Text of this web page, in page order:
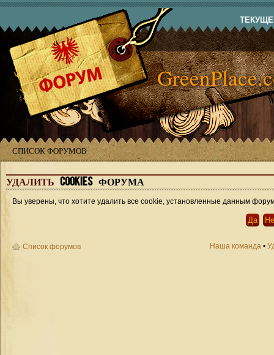
СПИСОК ФОРУМОВ
УДАЛИТЬ COOKIES ФОРУМА
Вы уверены, что хотите удалить все cookie, установленные данным
Список форумов Наша команда •